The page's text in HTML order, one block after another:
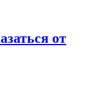
от